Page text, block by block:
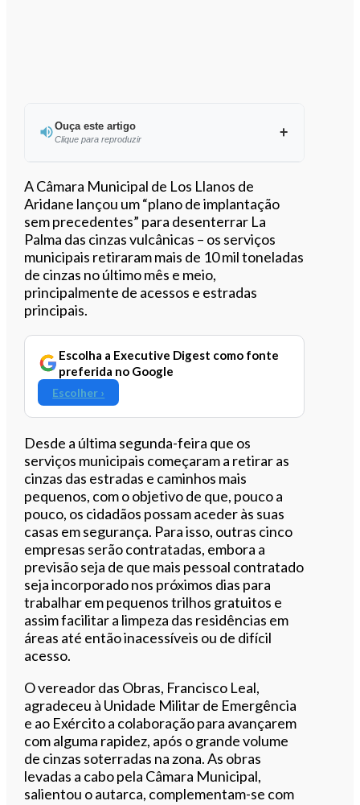
Ouça este artigo
Clique para reproduzir
Ouvir este artigo
A Câmara Municipal de Los Llanos de
Aridane lançou um “plano de implantação
sem precedentes” para desenterrar La
Palma das cinzas vulcânicas – os serviços
municipais retiraram mais de 10 mil toneladas
de cinzas no último mês e meio,
principalmente de acessos e estradas
principais.
Escolha a Executive Digest como fonte
preferida no Google
Escolher ›
Desde a última segunda-feira que os
serviços municipais começaram a retirar as
cinzas das estradas e caminhos mais
pequenos, com o objetivo de que, pouco a
pouco, os cidadãos possam aceder às suas
casas em segurança. Para isso, outras cinco
empresas serão contratadas, embora a
previsão seja de que mais pessoal contratado
seja incorporado nos próximos dias para
trabalhar em pequenos trilhos gratuitos e
assim facilitar a limpeza das residências em
áreas até então inacessíveis ou de difícil
acesso.
O vereador das Obras, Francisco Leal,
agradeceu à Unidade Militar de Emergência
e ao Exército a colaboração para avançarem
com alguma rapidez, após o grande volume
de cinzas soterradas na zona. As obras
levadas a cabo pela Câmara Municipal,
salientou o autarca, complementam-se com